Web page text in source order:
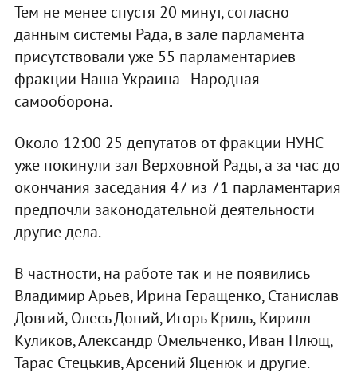
Тем не менее спустя 20 минут, согласно
данным системы Рада, в зале парламента
присутствовали уже 55 парламентариев
фракции Наша Украина - Народная
самооборона.
Около 12:00 25 депутатов от фракции НУНС
уже покинули зал Верховной Рады, а за час до
окончания заседания 47 из 71 парламентария
предпочли законодательной деятельности
другие дела.
В частности, на работе так и не появились
Владимир Арьев, Ирина Геращенко, Станислав
Довгий, Олесь Доний, Игорь Криль, Кирилл
Куликов, Александр Омельченко, Иван Плющ,
Тарас Стецькив, Арсений Яценюк и другие.